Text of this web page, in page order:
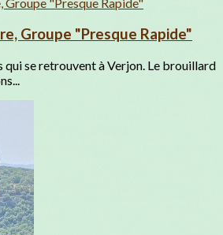
Groupe "Presque Rapide"
qui se retrouvent à Verjon. Le brouillard